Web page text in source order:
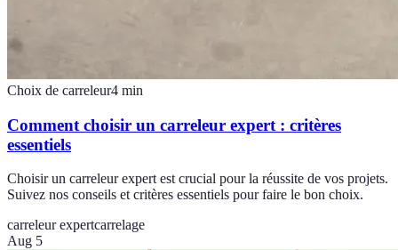
Choix de carreleur4 min
Comment choisir un carreleur expert : critères
essentiels
Choisir un carreleur expert est crucial pour la réussite de vos projets.
Suivez nos conseils et critères essentiels pour faire le bon choix.
carreleur expertcarrelage
Aug 5